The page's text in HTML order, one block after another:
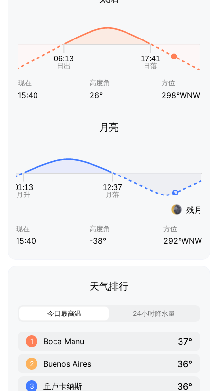
现在
15:40
高度角
26°
方位
298°WNW
月亮
残月
现在
15:40
高度角
-38°
方位
292°WNW
天气排行
今日最高温 24小时降水量
1 Boca Manu 37°
2 Buenos Aires 36°
3 丘卢卡纳斯 36°